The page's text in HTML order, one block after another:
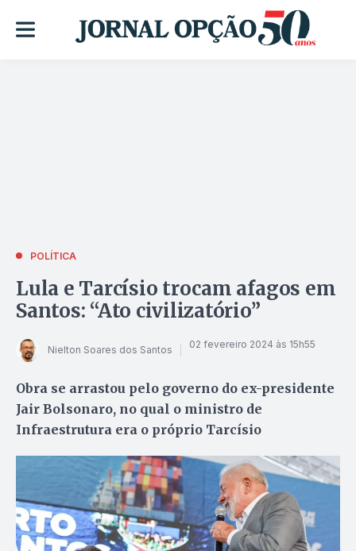
POLÍTICA
Lula e Tarcísio trocam afagos em
Santos: “Ato civilizatório”
Nielton Soares dos Santos 02 fevereiro 2024 às 15h55
Obra se arrastou pelo governo do ex-presidente
Jair Bolsonaro, no qual o ministro de
Infraestrutura era o próprio Tarcísio